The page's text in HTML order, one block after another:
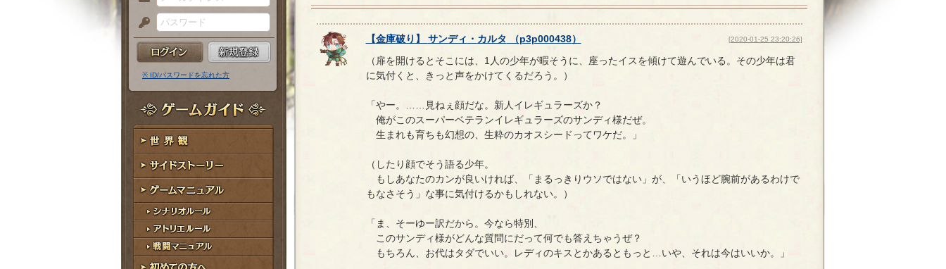
メ
ー
ル
ア
ド
レ
ス
パ
ス
ー
ド
※ ID/パスワードを忘れた方
ゲームガイド
世界観
サイドストーリー
ゲームマニュアル
シナリオルール
アトリエルール
戦闘マニュアル
【金庫破り 】 サンディ ・ カルタ （p3p000438） [2020-01-25 23:20:26]
（扉を開けるとそこには、1人の少年が暇そうに、座ったイスを傾けて遊んでいる。その少年は君
に気付くと、きっと声をかけてくるだろう。）
「やー。……見ねぇ顔だな。新人イレギュラーズか？
俺がこのスーパーベテランイレギュラーズのサンディ様だぜ。
生まれも育ちも幻想の、生粋のカオスシードってワケだ。」
（したり顔でそう語る少年。
もしあなたのカンが良いければ、「まるっきりウソではない」が、「いうほど腕前があるわけで
もなさそう」な事に気付けるかもしれない。）
「ま、そーゆー訳だから。今なら特別、
このサンディ様がどんな質問にだって何でも答えちゃうぜ？
もちろん、お代はタダでいい。レディのキスとかあるともっと…いや、それは今はいいか。」